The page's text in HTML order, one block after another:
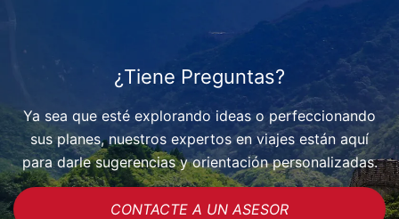
¿Tiene Preguntas?
Ya sea que esté explorando ideas o perfeccionando
sus planes, nuestros expertos en viajes están aquí
para darle sugerencias y orientación personalizadas.
CONTACTE A UN ASESOR